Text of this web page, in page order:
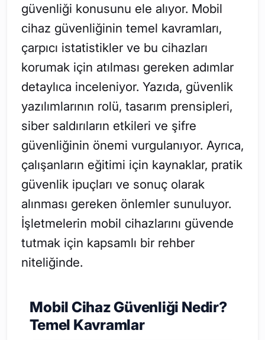
güvenliği konusunu ele alıyor. Mobil
cihaz güvenliğinin temel kavramları,
çarpıcı istatistikler ve bu cihazları
korumak için atılması gereken adımlar
detaylıca inceleniyor. Yazıda, güvenlik
yazılımlarının rolü, tasarım prensipleri,
siber saldırıların etkileri ve şifre
güvenliğinin önemi vurgulanıyor. Ayrıca,
çalışanların eğitimi için kaynaklar, pratik
güvenlik ipuçları ve sonuç olarak
alınması gereken önlemler sunuluyor.
İşletmelerin mobil cihazlarını güvende
tutmak için kapsamlı bir rehber
niteliğinde.
Mobil Cihaz Güvenliği Nedir?
Temel Kavramlar